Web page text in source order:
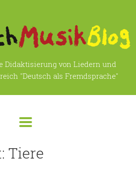
Didaktisierung von Liedern und
"Deutsch als Fremdsprache"
Tiere